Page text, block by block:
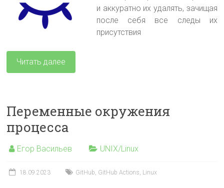
и аккуратно их удалять, зачищая
после себя все следы их
присутствия
Читать далее
Переменные окружения
процесса
Егор Васильев UNIX/Linux
18.09.2023 GitHub, GitHub Actions, Linux